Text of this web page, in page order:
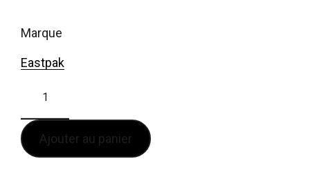
marque
Eastpak
Ajouter au panier